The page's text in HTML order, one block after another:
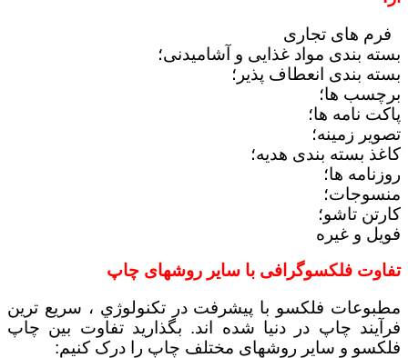
فرم های تجاری
بسته بندی مواد غذایی و آشامیدنی؛
بسته بندی انعطاف پذیر؛
برچسب ها؛
پاکت نامه ها؛
تصویر زمینه؛
کاغذ بسته بندی هدیه؛
روزنامه ها؛
منسوجات؛
کارتن تاشو؛
فویل و غیره
تفاوت فلکسوگرافی با سایر روشهای چاپ
مطبوعات فلكسو با پيشرفت در تكنولوژي ، سريع ترين
فرآيند چاپ در دنيا شده اند. بگذارید تفاوت بین چاپ
فلکسو و سایر روشهای مختلف چاپ را درک کنیم: